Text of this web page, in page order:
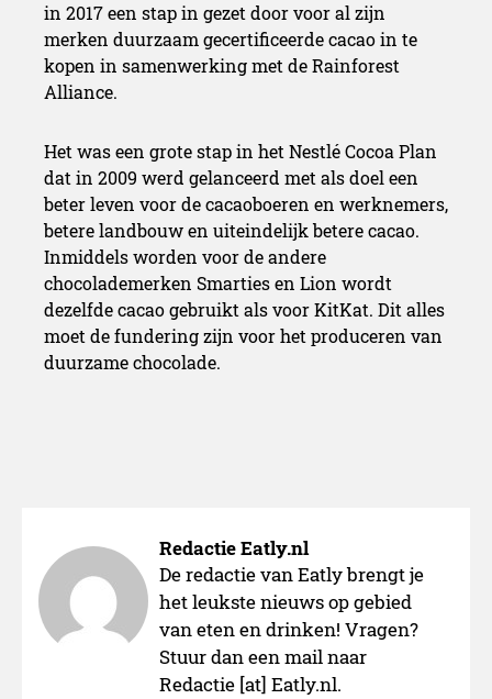
in 2017 een stap in gezet door voor al zijn
merken duurzaam gecertificeerde cacao in te
kopen in samenwerking met de Rainforest
Alliance.
Het was een grote stap in het Nestlé Cocoa Plan
dat in 2009 werd gelanceerd met als doel een
beter leven voor de cacaoboeren en werknemers,
betere landbouw en uiteindelijk betere cacao.
Inmiddels worden voor de andere
chocolademerken Smarties en Lion wordt
dezelfde cacao gebruikt als voor KitKat. Dit alles
moet de fundering zijn voor het produceren van
duurzame chocolade.
Redactie Eatly.nl
De redactie van Eatly brengt je
het leukste nieuws op gebied
van eten en drinken! Vragen?
Stuur dan een mail naar
Redactie [at] Eatly.nl.